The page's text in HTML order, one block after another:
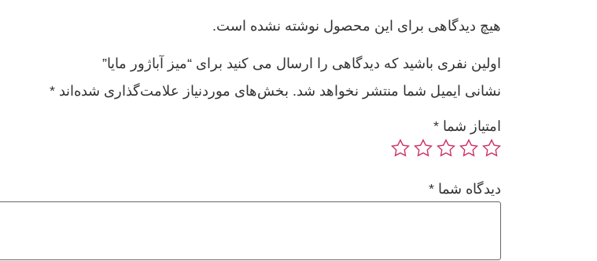
هیچ دیدگاهی برای این محصول نوشته نشده است.
اولین نفری باشید که دیدگاهی را ارسال می کنید برای “میز آباژور مایا”
نشانی ایمیل شما منتشر نخواهد شد. بخش‌های موردنیاز علامت‌گذاری شده‌اند *
امتیاز شما *
دیدگاه شما *